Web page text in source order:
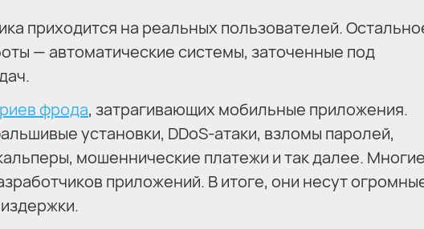
приходится на реальных пользователей.
— автоматические системы, заточенные под
фрода, затрагивающих мобильные приложения.
установки, DDoS-атаки, взломы паролей,
мошеннические платежи и так далее.
приложений. В итоге, они несут